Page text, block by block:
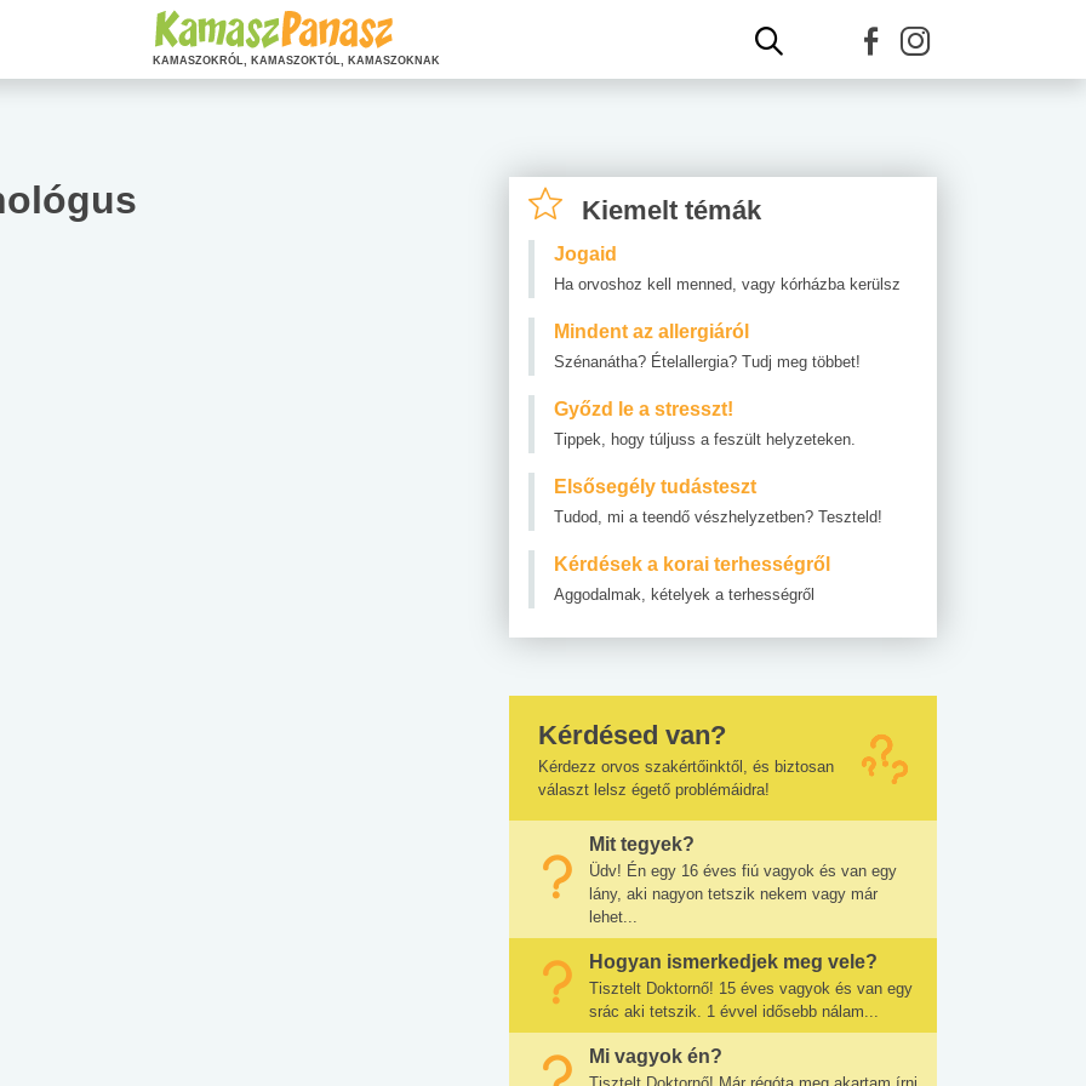
Kiemelt témák
Jogaid
Ha orvoshoz kell menned, vagy kórházba kerülsz
Mindent az allergiáról
Szénanátha? Ételallergia? Tudj meg többet!
Győzd le a stresszt!
Tippek, hogy túljuss a feszült helyzeteken.
Elsősegély tudásteszt
Tudod, mi a teendő vészhelyzetben? Teszteld!
Kérdések a korai terhességről
Aggodalmak, kételyek a terhességről
Kérdésed van?
Kérdezz orvos szakértőinktől, és biztosan
választ lelsz égető problémáidra!
Mit tegyek?
Üdv! Én egy 16 éves fiú vagyok és van egy
lány, aki nagyon tetszik nekem vagy már
lehet...
Hogyan ismerkedjek meg vele?
Tisztelt Doktornő! 15 éves vagyok és van egy
srác aki tetszik. 1 évvel idősebb nálam...
Mi vagyok én?
KAMASZOKRÓL, KAMASZOKTÓL, KAMASZOKNAK